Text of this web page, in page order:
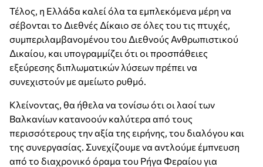
Τέλος, η Ελλάδα καλεί όλα τα εμπλεκόμενα μέρη να
σέβονται το Διεθνές Δίκαιο σε όλες του τις πτυχές,
συμπεριλαμβανομένου του Διεθνούς Ανθρωπιστικού
Δικαίου, και υπογραμμίζει ότι οι προσπάθειες
εξεύρεσης διπλωματικών λύσεων πρέπει να
συνεχιστούν με αμείωτο ρυθμό.
Κλείνοντας, θα ήθελα να τονίσω ότι οι λαοί των
Βαλκανίων κατανοούν καλύτερα από τους
περισσότερους την αξία της ειρήνης, του διαλόγου και
της συνεργασίας. Συνεχίζουμε να αντλούμε έμπνευση
από το διαχρονικό όραμα του Ρήγα Φεραίου για